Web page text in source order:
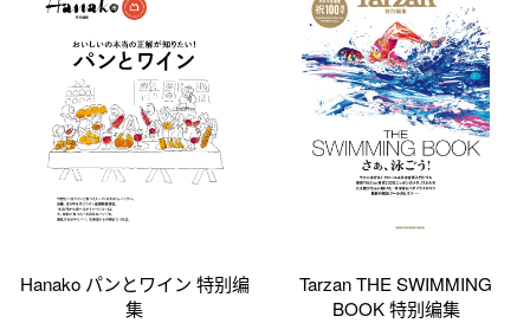
Hanako パンとワイン 特别编
集
Tarzan THE SWIMMING
BOOK 特别编集